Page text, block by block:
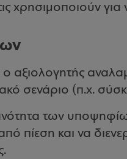
χρησιμοποιούν για
αξιολογητής
σενάριο (π.χ.
των
πίεση και να